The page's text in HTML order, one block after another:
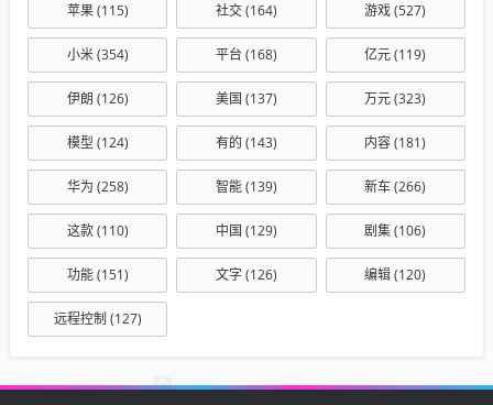
苹果(115) 社交(164) 游戏(527)
小米(354) 平台 (168) 亿元(119)
伊朗 (126) 美国 (137) 万元(323)
模型 (124) 有的 (143) 内容(181)
华为 (258) 智能(139) 新车(266)
这款(110) 中国 (129) 剧集(106)
功能(151) 文字(126) 编辑(120)
远程控制 (127)